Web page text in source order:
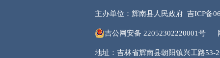
主办单位：辉南县人民政府 吉ICP备
吉公网安备 22052302220001号
地址：吉林省辉南县朝阳镇兴工路53-